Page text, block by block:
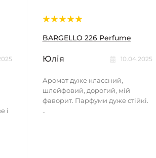
і
BARGELLO 226 Perfume
Юлія 10.04.2025
Аромат дуже классний,
шлейфовий, дорогий, мій
фаворит. Парфуми дуже стійкі.
..